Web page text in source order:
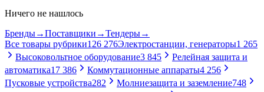
Ничего не нашлось
Бренды→Поставщики →Тендеры→
Все товары рубрики126 276Электростанции, генераторы1 265
Высоковольтное оборудование3 845
Релейная защита и
автоматика17 386 Коммутационные аппараты4 256
Пусковые устройства282 Молниезащита и заземление748